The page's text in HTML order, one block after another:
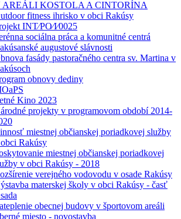
AREÁLI KOSTOLA A CINTORÍNA
fitness ihrisko v obci Rakúsy
INT⁄PO⁄I⁄0025
sociálna práca a komunitné centrá
augustové slávnosti
fasády pastoračného centra sv. Martina v
obnovy dediny
Kino 2023
projekty v programovom období 2014-
miestnej občianskej poriadkovej služby
Rakúsy
miestnej občianskej poriadkovej
v obci Rakúsy - 2018
verejného vodovodu v osade Rakúsy
materskej školy v obci Rakúsy - časť
obecnej budovy v športovom areáli
miesto - novostavba